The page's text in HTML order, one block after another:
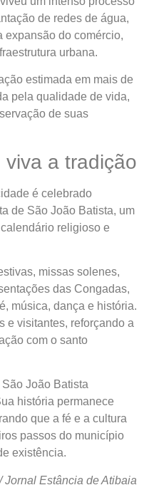
de redes de água,
expansão do comércio,
urbana.
estimada em mais de
pela qualidade de vida,
de suas
a tradição
é celebrado
de São João Batista, um
religioso e
missas solenes,
das Congadas,
música, dança e história.
e visitantes, reforçando a
com o santo
João Batista
história permanece
que a fé e a cultura
passos do município
existência.
Jornal Estância de Atibaia